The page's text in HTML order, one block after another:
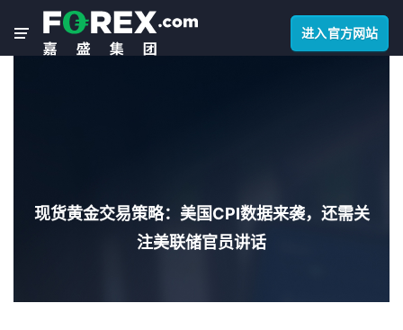
进入官方网站
现货黄金交易策略：美国CPI数据来袭，还需关
注美联储官员讲话